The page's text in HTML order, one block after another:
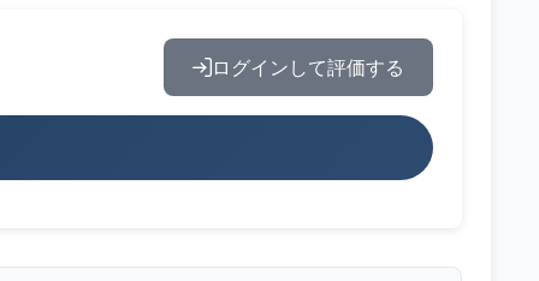
ログインして評価する